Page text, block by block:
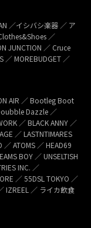
／イシバシ楽器 ／ ア
／
JUNCTION ／ Cruce
／ MOREBUDGET ／
AIR ／ Bootleg Boot
Dazzle ／
／ BLACK ANNY ／
／ LASTNTIMARES
／ ATOMS ／ HEAD69
BOY ／ UNSELTISH
INC. ／
／ 55DSL TOKYO ／
IZREEL ／ ライカ飲食